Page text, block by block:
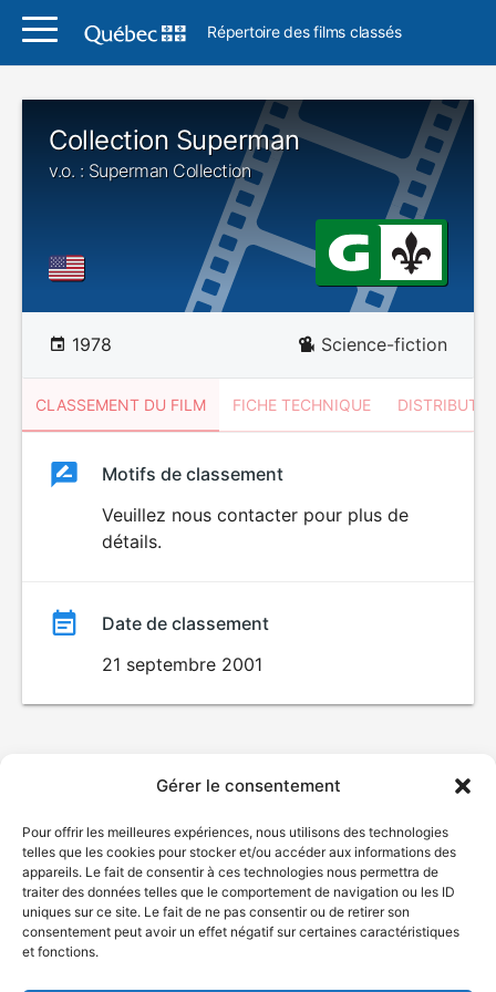
Gérer le consentement
Pour offrir les meilleures expériences, nous utilisons des technologies
telles que les cookies pour stocker et/ou accéder aux informations des
appareils. Le fait de consentir à ces technologies nous permettra de
traiter des données telles que le comportement de navigation ou les ID
uniques sur ce site. Le fait de ne pas consentir ou de retirer son
consentement peut avoir un effet négatif sur certaines caractéristiques
et fonctions.
Répertoire des films classés
Collection Superman
v.o. : Superman Collection
1978 Science-fiction
CLASSEMENT DU FILM FICHE TECHNIQUE
ClassementClassement
Motifs de classement
Veuillez nous contacter pour plus de
détails.
Date de classement
21 septembre 2001